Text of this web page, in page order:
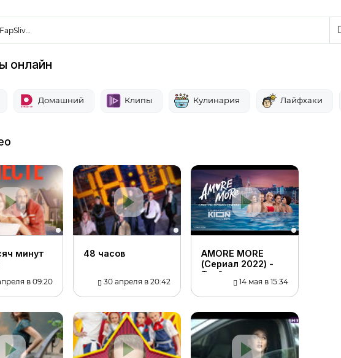
онлайн
Домашний Клипы Кулинария Лайфхаки
минут
в 09:20
48 часов
30 апреля в 20:42
AMORE MORE
(Сериал 2022) -
Трейлер
14 мая в 15:34